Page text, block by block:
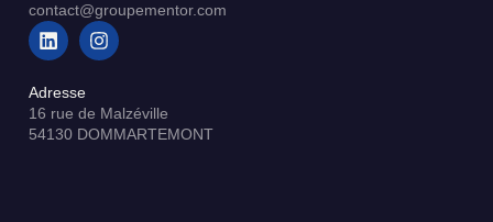
contact@groupementor.com
Adresse
16 rue de Malzéville
54130 DOMMARTEMONT